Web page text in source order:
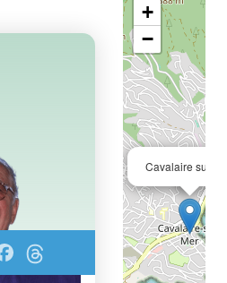
Cavalaire sur
+
−